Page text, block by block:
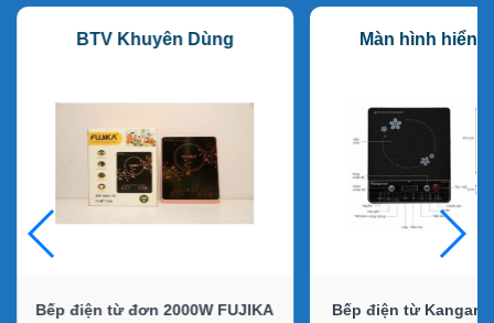
BTV Khuyên Dùng
Bếp điện từ đơn 2000W FUJIKA
Màn hình hiển
Bếp điện từ